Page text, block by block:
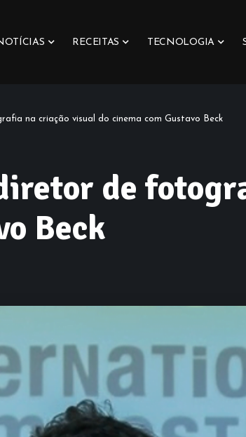
RECEITAS TECNOLOGIA
na criação visual do cinema com Gustavo Beck
de
Beck